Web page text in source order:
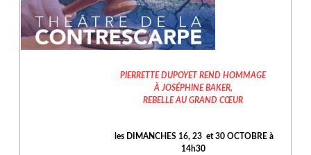
PIERRETTE DUPOYET REND HOMMAGE
À JOSÉPHINE BAKER,
REBELLE AU GRAND CŒUR
les DIMANCHES 16, 23 et 30 OCTOBRE à
14h30